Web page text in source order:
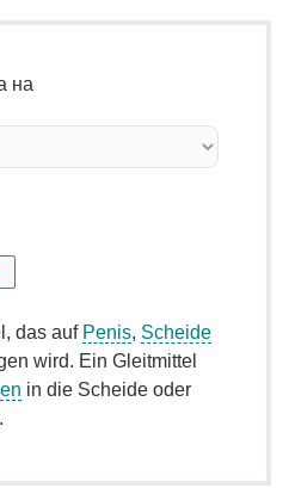
на
das auf Penis, Scheide
wird. Ein Gleitmittel
in die Scheide oder